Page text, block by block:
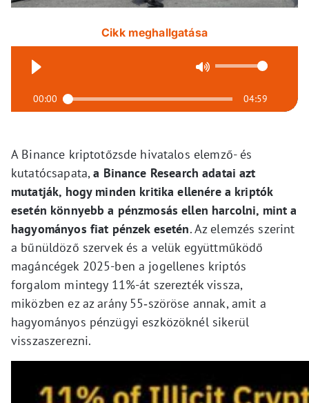
Cikk meghallgatása
00:00 04:59
A Binance kriptotőzsde hivatalos elemző- és
kutatócsapata,a Binance Research adatai azt
mutatják, hogy minden kritika ellenére a kriptók
esetén könnyebb a pénzmosás ellen harcolni, mint a
hagyományos fiat pénzek esetén. Az elemzés szerint
a bűnüldöző szervek és a velük együttműködő
magáncégek 2025-ben a jogellenes kriptós
forgalom mintegy 11%-át szerezték vissza,
miközben ez az arány 55‑szöröse annak, amit a
hagyományos pénzügyi eszközöknél sikerül
visszaszerezni.